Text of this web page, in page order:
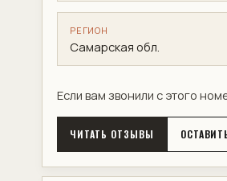
РЕГИОН
Самарская обл.
Если вам звонили с этого
ЧИТАТЬ ОТЗЫВЫ